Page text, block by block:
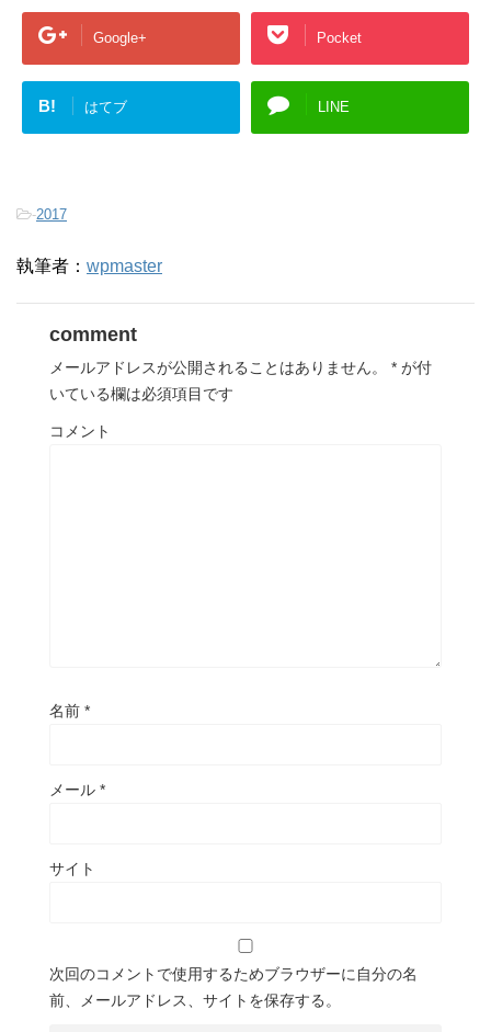
Google+ Pocket
B! はてブ LINE
-2017
執筆者： wpmaster
comment
メールアドレスが公開されることはありません。 * が付
いている欄は必須項目です
コメント
名前 *
メール *
サイト
次回のコメントで使用するためブラウザーに自分の名
前、メールアドレス、サイトを保存する。